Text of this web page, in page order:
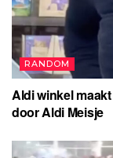
RANDOM
Aldi winkel
door Aldi Meisje